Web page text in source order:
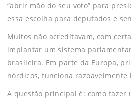
“abrir mão do seu voto” para
essa escolha para deputados e
Muitos não acreditavam, com
implantar um sistema
brasileira. Em parte da Europa,
nórdicos, funciona razoavelmente
A questão principal é: como fazer